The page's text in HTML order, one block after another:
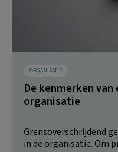
ORGANISATIE
De kenmerken
organisatie
Grensoverschrijdend
in de organisatie. Om